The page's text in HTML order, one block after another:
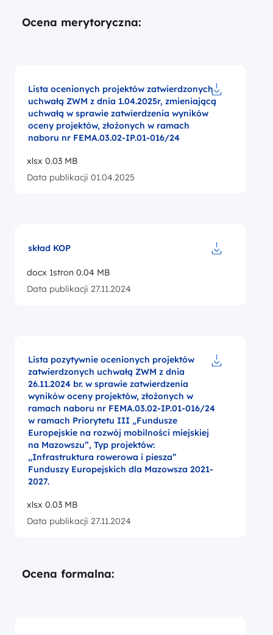
016/24
Ocena merytoryczna:
Lista ocenionych projektów zatwierdzonych
uchwałą ZWM z dnia 1.04.2025r, zmieniającą
uchwałą w sprawie zatwierdzenia wyników
oceny projektów, złożonych w ramach
naboru nr FEMA.03.02-IP.01-016/24
Pobierz do
xlsx 0.03 MB
Data publikacji 01.04.2025
skład KOP
docx 1stron 0.04 MB
Data publikacji 27.11.2024
Lista pozytywnie ocenionych projektów
zatwierdzonych uchwałą ZWM z dnia
26.11.2024 br. w sprawie zatwierdzenia
wyników oceny projektów, złożonych w
ramach naboru nr FEMA.03.02-IP.01-016/24
w ramach Priorytetu III „Fundusze
Europejskie na rozwój mobilności miejskiej
na Mazowszu”, Typ projektów:
„Infrastruktura rowerowa i piesza”
Funduszy Europejskich dla Mazowsza 2021-
2027.
xlsx 0.03 MB
Data publikacji 27.11.2024
Ocena formalna: